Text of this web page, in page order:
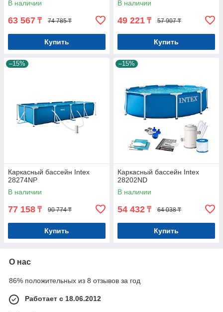
В наличии
63 567 ₸ 74 785 ₸
Купить
В наличии
49 221 ₸ 57 907 ₸
Купить
–15%
Каркасный бассейн Intex
28274NP
В наличии
77 158 ₸ 90 774 ₸
Купить
–15%
Каркасный бассейн Intex
28202ND
В наличии
54 432 ₸ 64 038 ₸
Купить
О нас
86% положительных из 8 отзывов за год
Работает с 18.06.2012